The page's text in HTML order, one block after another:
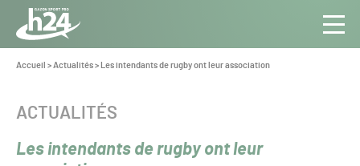
Panneau de gestion des cookies
Aller au contenu
Toute
l’info
Pro
Vous
Accueil >Actualités> Les intendants de rugby ont leur association
Les intendants de rugby ont leur
CATÉGORIE :
ACTUALITÉS